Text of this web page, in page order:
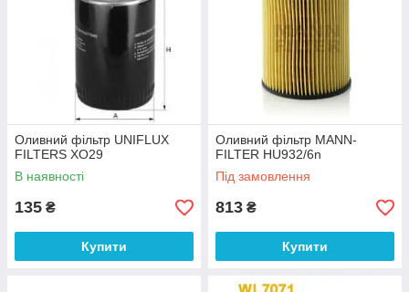
Оливний фільтр UNIFLUX
FILTERS XO29
В наявності
135 ₴
Купити
Оливний фільтр MANN-
FILTER HU932/6n
Під замовлення
813 ₴
Купити